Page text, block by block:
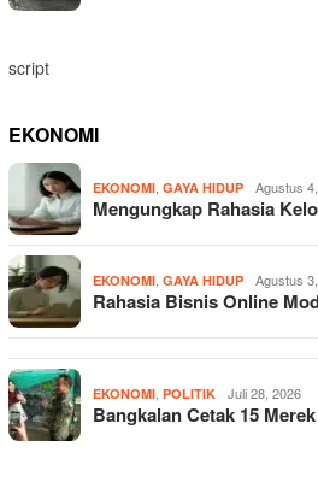
script
EKONOMI
EKONOMI GAYA HIDUP Agustus
Mengungkap Rahasia
EKONOMI GAYA HIDUP Agustus
Rahasia Bisnis Online
EKONOMI POLITIK Juli 28, 2026
Bangkalan Cetak 15